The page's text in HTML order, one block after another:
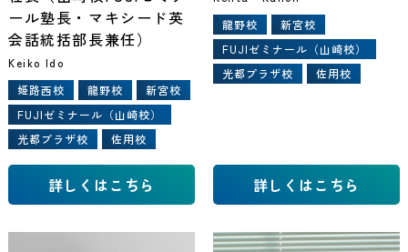
ール塾長・マキシード英
会話統括部長兼任）
Keiko Ido
姫路西校
龍野校
新宮校
FUJIゼミナール（山崎校）
光都プラザ校
佐用校
詳しくはこちら
龍野校
新宮校
FUJIゼミナール（山崎校）
光都プラザ校
佐用校
詳しくはこちら